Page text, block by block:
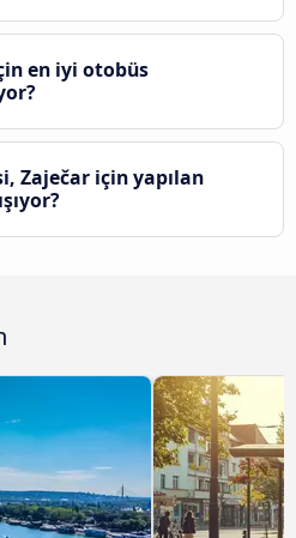
en iyi otobüs
Zaječar için yapılan